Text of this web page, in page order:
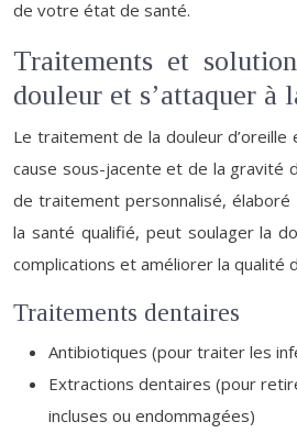
de votre état de santé.
Traitements et
douleur et s’attaquer à
Le traitement de la douleur
cause sous-jacente et de la gravité
de traitement personnalisé,
la santé qualifié, peut soulager la
complications et améliorer la qualité
Traitements dentaires
Antibiotiques (pour traiter les
Extractions dentaires (pour
incluses ou endommagées)